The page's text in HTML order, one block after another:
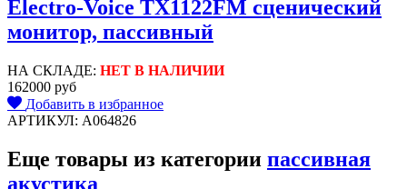
Electro-Voice TX1122FM сценический
монитор, пассивный
НА СКЛАДЕ: НЕТ В НАЛИЧИИ
162000 руб
Добавить в избранное
АРТИКУЛ: A064826
Еще товары из категории пассивная
акустика